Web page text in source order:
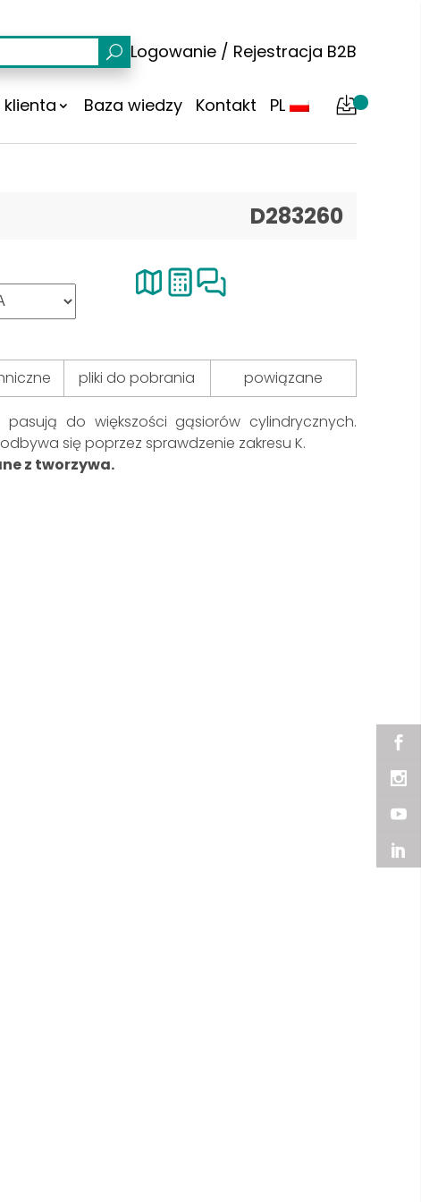
Logowanie / Rejestracja B2B
klienta Baza wiedzy Kontakt PL
D283260
pliki do pobrania powiązane
do większości gąsiorów cylindrycznych.
się poprzez sprawdzenie zakresu K.
z tworzywa.